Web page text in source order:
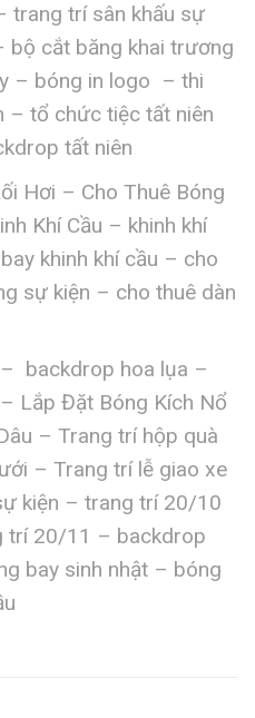
trang trí sân khấu sự
bộ cắt băng khai trương
– bóng in logo – thi
– tổ chức tiệc tất niên
tất niên
Hơi – Cho Thuê Bóng
Khí Cầu – khinh khí
khinh khí cầu – cho
sự kiện – cho thuê dàn
backdrop hoa lụa –
Lắp Đặt Bóng Kích Nổ
– Trang trí hộp quà
– Trang trí lễ giao xe
kiện – trang trí 20/10
trí 20/11 – backdrop
bay sinh nhật – bóng